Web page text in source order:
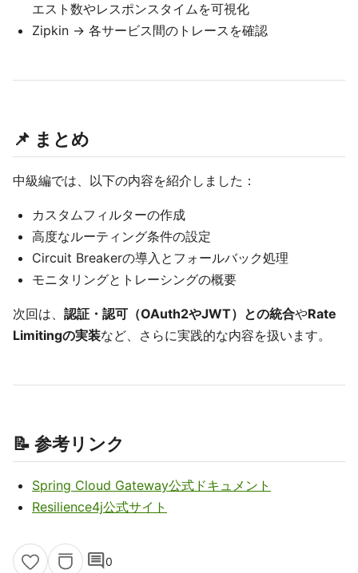
エスト数やレスポンスタイムを可視化
Zipkin → 各サービス間のトレースを確認
📌 まとめ
中級編では、以下の内容を紹介しました：
カスタムフィルターの作成
高度なルーティング条件の設定
Circuit Breakerの導入とフォールバック処理
モニタリングとトレーシングの概要
次回は、 認証・認可（OAuth2やJWT）との統合やRate
Limitingの実装など、さらに実践的な内容を扱います。
📝 参考リンク
Spring Cloud Gateway公式ドキュメント
Resilience4j公式サイト
comment0